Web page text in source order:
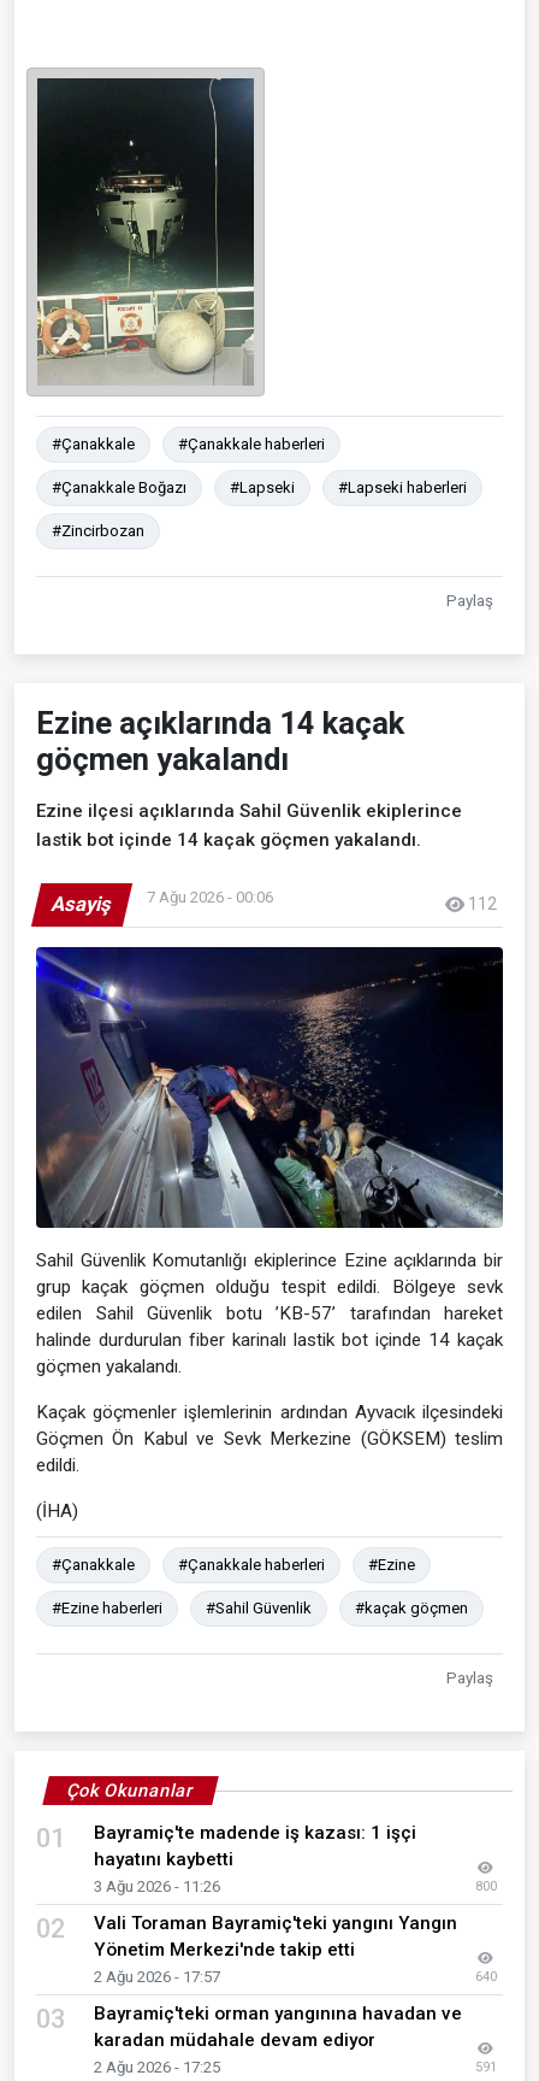
#Çanakkale #Çanakkale haberleri
#Çanakkale Boğazı #Lapseki #Lapseki haberleri
#Zincirbozan
Paylaş
Ezine açıklarında 14 kaçak
göçmen yakalandı
Ezine ilçesi açıklarında Sahil Güvenlik ekiplerince
lastik bot içinde 14 kaçak göçmen yakalandı.
Asayiş 7 Ağu 2026 - 00:06 112
Sahil Güvenlik Komutanlığı ekiplerince Ezine açıklarında bir
grup kaçak göçmen olduğu tespit edildi. Bölgeye sevk
edilen Sahil Güvenlik botu ’KB-57’ tarafından hareket
halinde durdurulan fiber karinalı lastik bot içinde 14 kaçak
göçmen yakalandı.
Kaçak göçmenler işlemlerinin ardından Ayvacık ilçesindeki
Göçmen Ön Kabul ve Sevk Merkezine (GÖKSEM) teslim
edildi.
(İHA)
#Çanakkale #Çanakkale haberleri #Ezine
#Ezine haberleri #Sahil Güvenlik #kaçak göçmen
Paylaş
Çok Okunanlar
01
Bayramiç'te madende iş kazası: 1 işçi
hayatını kaybetti
3 Ağu 2026 - 11:26 800
02
Vali Toraman Bayramiç'teki yangını Yangın
Yönetim Merkezi'nde takip etti
2 Ağu 2026 - 17:57 640
03
Bayramiç'teki orman yangınına havadan ve
karadan müdahale devam ediyor
2 Ağu 2026 - 17:25 591